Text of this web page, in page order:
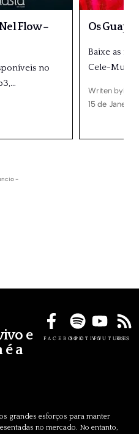
Flow –
no
…
Os
Baixe as
Cele-
Writen by
15 de
-
e
é a
FACEBOOKSPOTIFYYOUTUBE
RSS
grandes esforços para manter
no mercado. No entanto,